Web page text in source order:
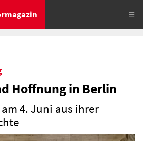
☰
Hoffnung in Berlin
4. Juni aus ihrer